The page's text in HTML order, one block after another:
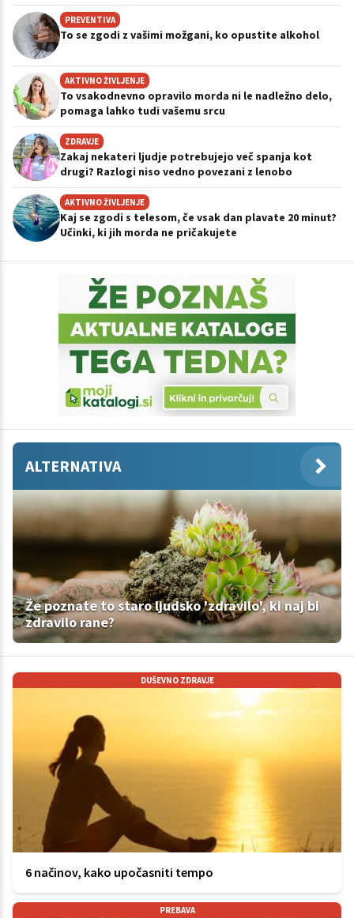
PREVENTIVA
To se zgodi z vašimi možgani, ko opustite alkohol
AKTIVNO ŽIVLJENJE
To vsakodnevno opravilo morda ni le nadležno delo,
pomaga lahko tudi vašemu srcu
ZDRAVJE
Zakaj nekateri ljudje potrebujejo več spanja kot
drugi? Razlogi niso vedno povezani z lenobo
AKTIVNO ŽIVLJENJE
Kaj se zgodi s telesom, če vsak dan plavate 20 minut?
Učinki, ki jih morda ne pričakujete
ALTERNATIVA
Že poznate to staro ljudsko 'zdravilo', ki naj bi
zdravilo rane?
DUŠEVNO ZDRAVJE
6 načinov, kako upočasniti tempo
PREBAVA